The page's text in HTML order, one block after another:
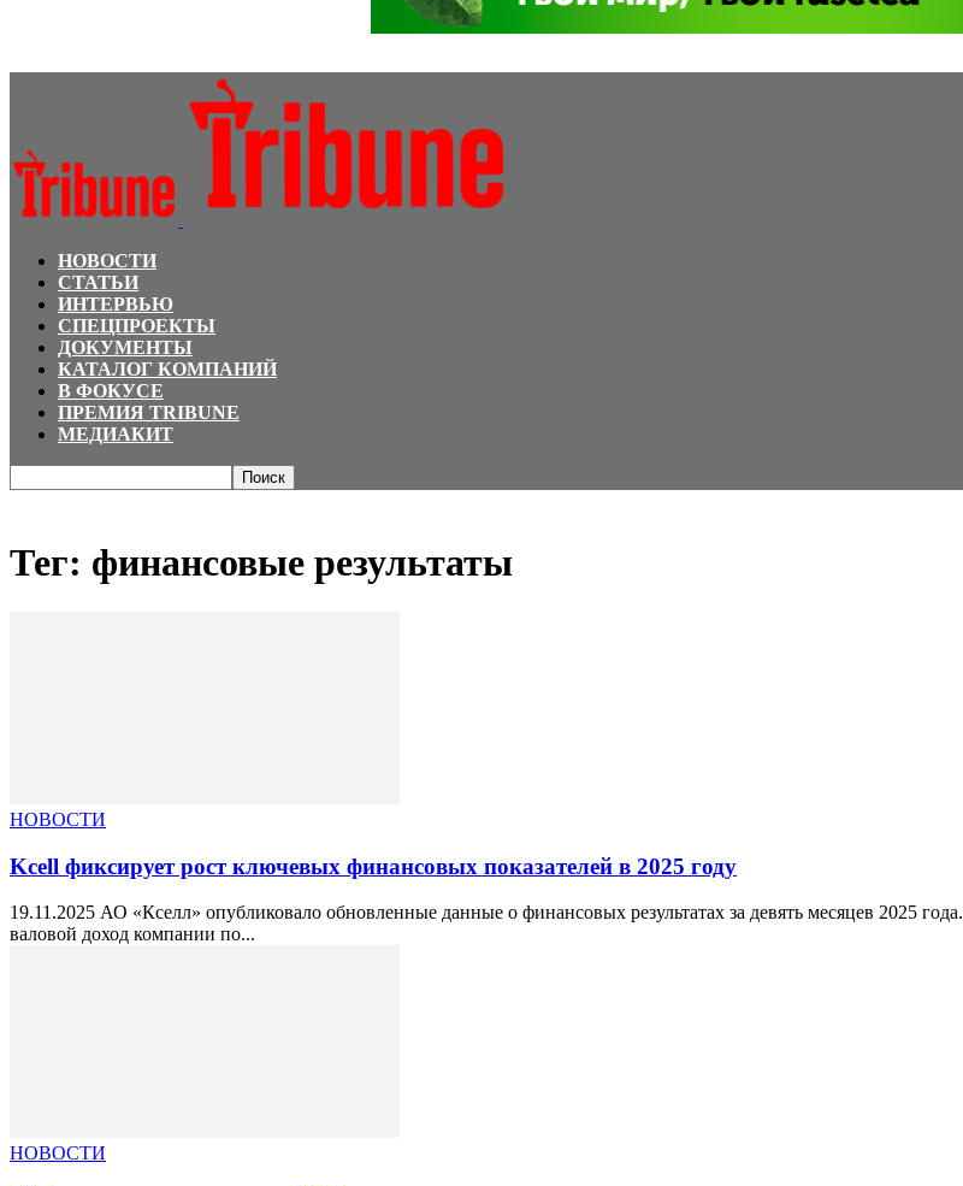
НОВОСТИ
СТАТЬИ
ИНТЕРВЬЮ
СПЕЦПРОЕКТЫ
ДОКУМЕНТЫ
КАТАЛОГ КОМПАНИЙ
В ФОКУСЕ
ПРЕМИЯ TRIBUNE
МЕДИАКИТ
Тег: финансовые результаты
НОВОСТИ
Kcell фиксирует рост ключевых финансовых показателей в 2025 году
19.11.2025 АО «Кселл» опубликовало обновленные данные о финансовых результатах за девять месяцев 2025
валовой доход компании по...
НОВОСТИ